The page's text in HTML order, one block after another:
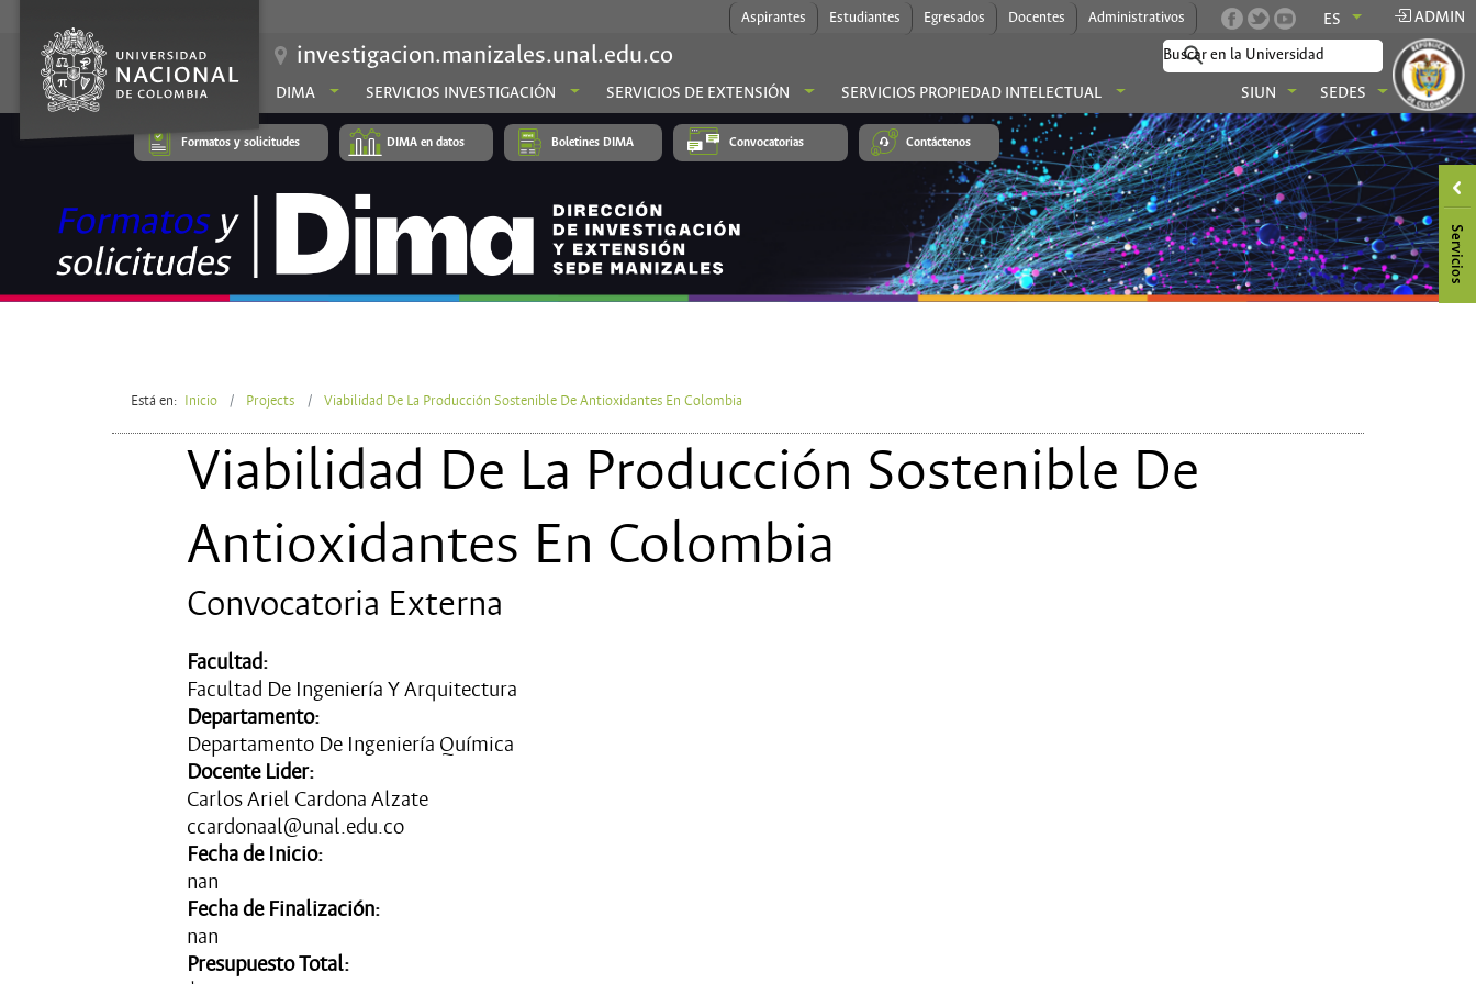
Aspirantes Estudiantes Egresados Docentes Administrativos ES ADMIN
investigacion.manizales.unal.edu.co
DIMA SERVICIOS INVESTIGACIÓN SERVICIOS DE EXTENSIÓN SERVICIOS PROPIEDAD INTELECTUAL SEDES
SIUN
Formatos y solicitudes DIMA en datos Boletines DIMA Convocatorias Contáctenos
Está en: Inicio Projects Viabilidad De La Producción Sostenible De Antioxidantes En Colombia
Viabilidad De La Producción Sostenible De
Antioxidantes En Colombia
Convocatoria Externa
Facultad:
Facultad De Ingeniería Y Arquitectura
Departamento:
Departamento De Ingeniería Química
Docente Lider:
Carlos Ariel Cardona Alzate
ccardonaal@unal.edu.co
Fecha de Inicio:
nan
Fecha de Finalización:
nan
Presupuesto Total: